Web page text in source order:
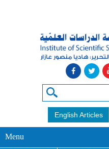
English Articles
Menu